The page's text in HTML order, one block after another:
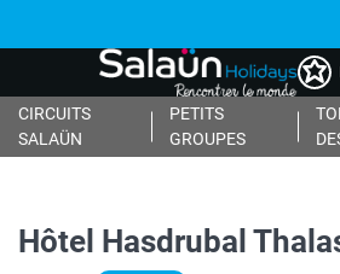
CIRCUITS
SALAÜN
PETITS
GROUPES
Hôtel Hasdrubal